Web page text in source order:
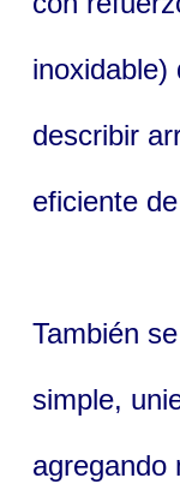
inoxidable)
describir
eficiente
También
simple,
agregando